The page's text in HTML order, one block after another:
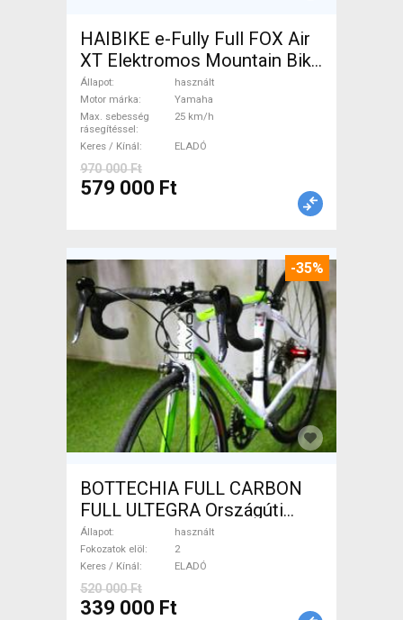
HAIBIKE e-Fully Full FOX Air
XT Elektromos Mountain Bike
össztelós / fully Yamaha
használt ELADÓ
Állapot
használt
Motor márka
Yamaha
Max. sebesség
rásegítéssel
25 km/h
Keres / Kínál ELADÓ
970 000 Ft
579 000 Ft
-35%
BOTTECHIA FULL CARBON
FULL ULTEGRA Országúti
használt ELADÓ
Állapot
használt
Fokozatok elöl
2
Keres / Kínál
ELADÓ
520 000 Ft
339 000 Ft